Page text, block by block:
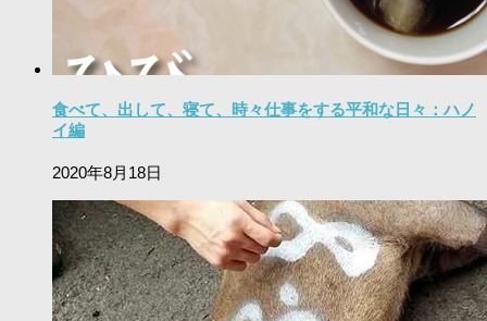
食べて、出して、寝て、時々仕事をする平和な日々：ハノ
イ編
2020年8月18日